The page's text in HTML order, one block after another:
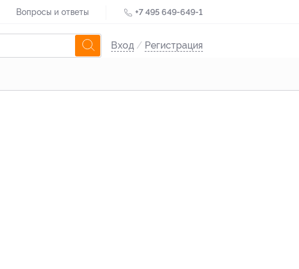
Вопросы и ответы +7 495 649-649-1
Вход / Регистрация